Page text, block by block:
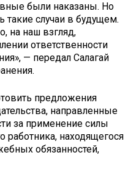
были наказаны. Но
такие случаи в будущем.
на наш взгляд,
ответственности
— передал Салагай
предложения
направленные
за применение силы
находящегося
обязанностей,